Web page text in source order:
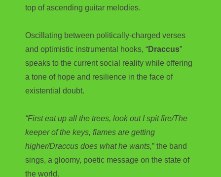
top of ascending guitar melodies.
Oscillating between politically-charged verses
and optimistic instrumental hooks, “Draccus”
speaks to the current social reality while offering
a tone of hope and resilience in the face of
existential doubt.
“First eat up all the trees, look out I spit fire/The
keeper of the keys, flames are getting
higher/Draccus does what he wants,” the band
sings, a gloomy, poetic message on the state of
the world.